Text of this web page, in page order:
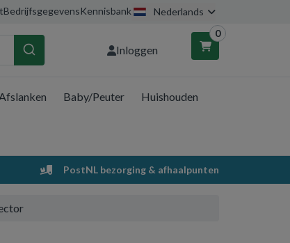
BedrijfsgegevensKennisbank Nederlands
Inloggen
0
Uw winkelwagen is leeg.
Vul hem met producten.
Baby/Peuter Huishouden
PostNL bezorging & afhaalpunten